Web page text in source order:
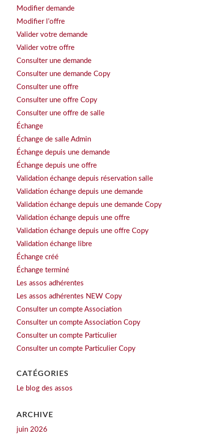
Modifier demande
Modifier l’offre
Valider votre demande
Valider votre offre
Consulter une demande
Consulter une demande Copy
Consulter une offre
Consulter une offre Copy
Consulter une offre de salle
Échange
Échange de salle Admin
Échange depuis une demande
Échange depuis une offre
Validation échange depuis réservation salle
Validation échange depuis une demande
Validation échange depuis une demande Copy
Validation échange depuis une offre
Validation échange depuis une offre Copy
Validation échange libre
Échange créé
Échange terminé
Les assos adhérentes
Les assos adhérentes NEW Copy
Consulter un compte Association
Consulter un compte Association Copy
Consulter un compte Particulier
Consulter un compte Particulier Copy
CATÉGORIES
Le blog des assos
ARCHIVE
juin 2026